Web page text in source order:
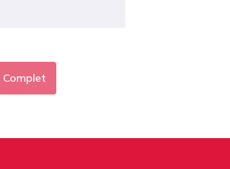
Complet